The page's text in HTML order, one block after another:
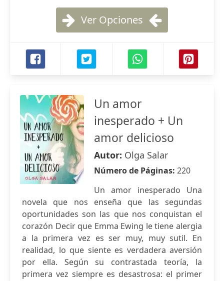
Ver Opciones
Un amor
inesperado + Un
amor delicioso
Autor: Olga Salar
Número de Páginas: 220
Un amor inesperado Una
novela que nos enseña que las segundas
oportunidades son las que nos conquistan el
corazón Decir que Emma Ewing le tiene alergia
a la primera vez es ser muy, muy sutil. En
realidad, lo que siente es verdadera aversión
por ella. Según su contrastada teoría, la
primera vez siempre es desastrosa: el primer